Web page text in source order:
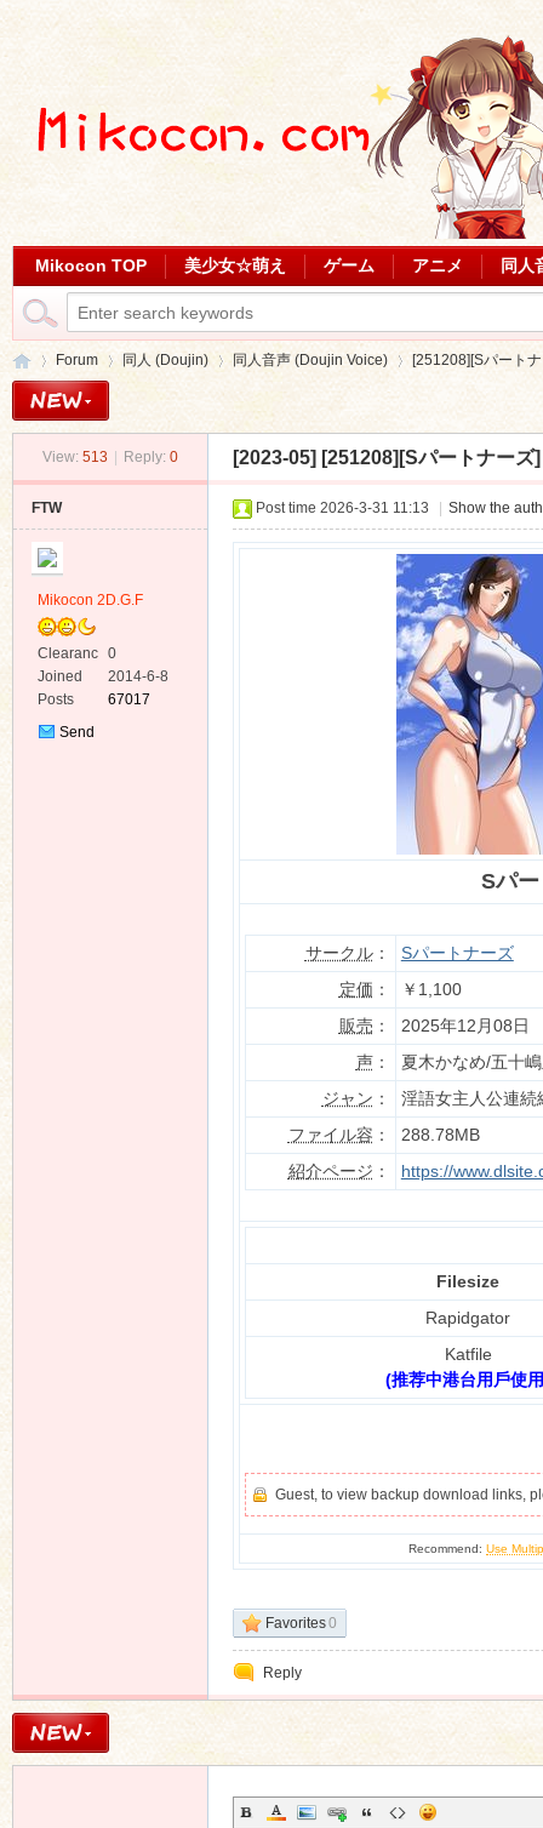
Mikocon TOP 美少女☆萌え ゲーム アニメ 同人
Forum
›
同人 (Doujin) 同人音声 (Doujin Voice)
›
[251208][Sパート
View: 513 Reply: 0 [2023-05] [251208][Sパートナー
FTW
Mikocon 2D.G.F
Clearanc
e
0
Joined
2014-6-8
Posts
67017
Send
Post time 2026-3-31 11:13 Show the
Sパ
サークル：
Sパートナーズ
定価 ：
￥1,100
販売 ：
2025年12月08日
声：
夏木かなめ/五十
ジャン ：
淫語女主人公連続
ファイル容 ：
288.78MB
紹介ページ ： https://
Filesize
Rapidgator
Katfile
(推荐中港台用戶使
Guest, to view backup download links,
Recommend:Use
Favorites0
Reply